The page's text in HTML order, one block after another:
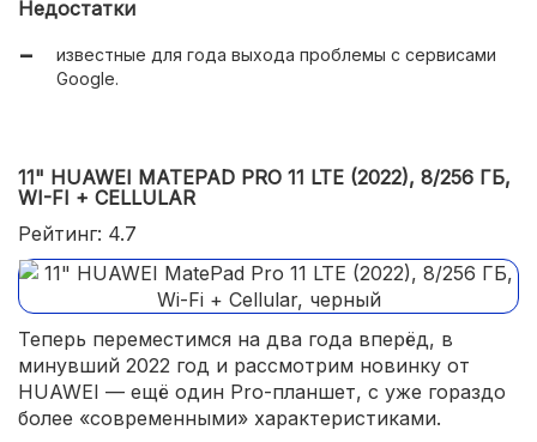
Недостатки
известные для года выхода проблемы с сервисами
Google.
11" HUAWEI MATEPAD PRO 11 LTE (2022), 8/256 ГБ,
WI-FI + CELLULAR
Рейтинг: 4.7
Теперь переместимся на два года вперёд, в
минувший 2022 год и рассмотрим новинку от
HUAWEI — ещё один Pro-планшет, с уже гораздо
более «современными» характеристиками.